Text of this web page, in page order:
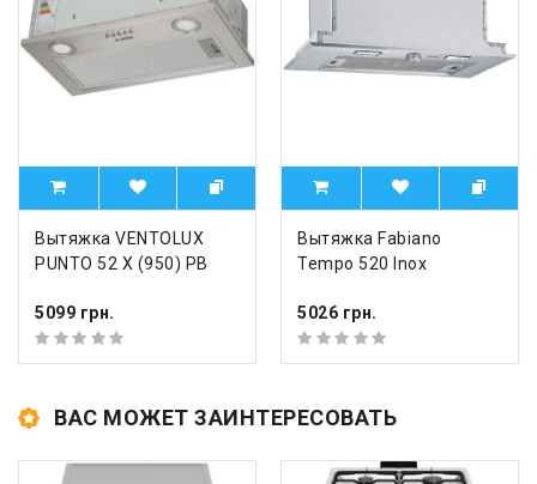
Вытяжка VENTOLUX
PUNTO 52 X (950) PB
5099 грн.
Вытяжка Fabiano
Tempo 520 Inox
5026 грн.
ВАС МОЖЕТ ЗАИНТЕРЕСОВАТЬ